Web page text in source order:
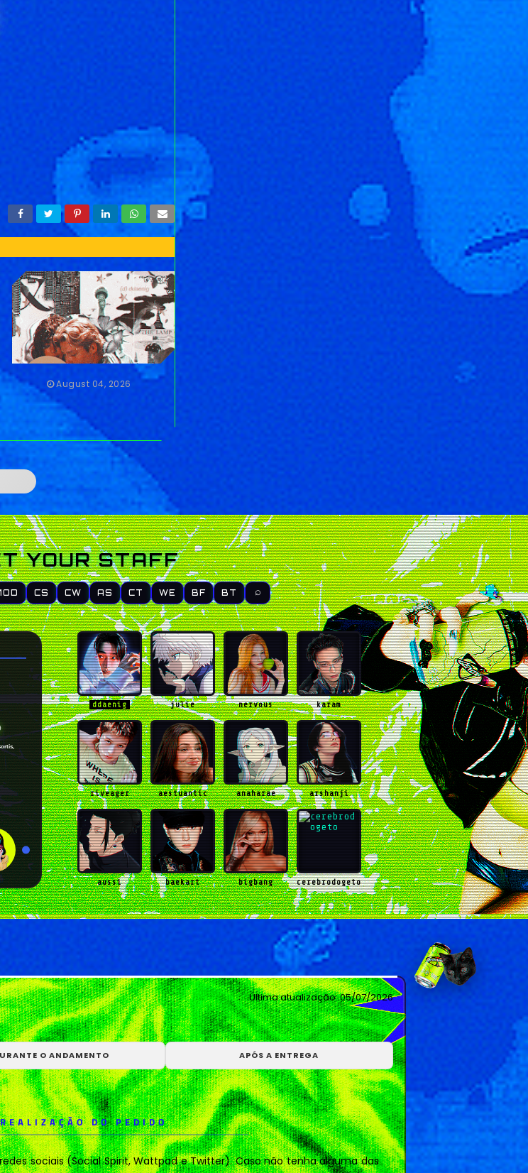
August 04, 2026
YOUR STAFF
CS CW AS CT WE BF BT ⌕
ddaenig julie nervous karam
riveager aestuantic anaharae arshanji
aussi baekart bigbang cerebrodogeto
gguxietk iwearyourlove kekahi
lecwisp lilacrafit loeynely luvies
Última atualização:05/07/2026
O ANDAMENTO APÓS A ENTREGA
DO PEDIDO
sociais (Social Spirit, Wattpad e Twitter). Caso não tenha alguma das